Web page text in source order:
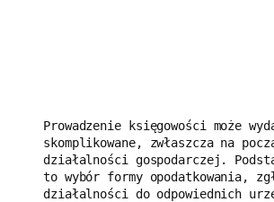
Prowadzenie księgowości może
skomplikowane, zwłaszcza na
działalności gospodarczej.
to wybór formy opodatkowania,
działalności do odpowiednich